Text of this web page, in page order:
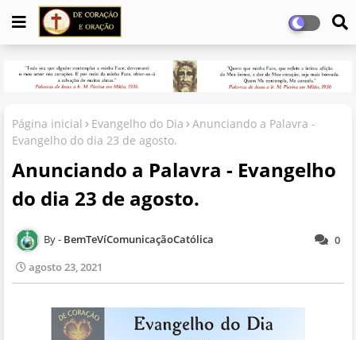
Página inicial Evangelho do Dia
Anunciando a Palavra -
Evangelho do dia 23 de agosto.
Anunciando a Palavra - Evangelho
do dia 23 de agosto.
0
BemTeVíComunicaçãoCatólica
agosto 23, 2021